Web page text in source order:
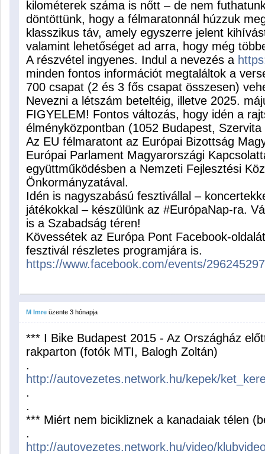
kilométerek száma is nőtt – de nem
döntöttünk, hogy a félmaratonnál húzzuk
klasszikus táv, amely egyszerre jelent
valamint lehetőséget ad arra, hogy még
A részvétel ingyenes. Indul a nevezés a
minden fontos információt megtaláltok a
700 csapat (2 és 3 fős csapat összesen)
Nevezni a létszám beteltéig, illetve 2025.
FIGYELEM! Fontos változás, hogy idén a
élményközpontban (1052 Budapest,
Az EU félmaratont az Európai Bizottság
Európai Parlament Magyarországi
együttműködésben a Nemzeti Fejlesztési
Önkormányzatával.
Idén is nagyszabású fesztivállal –
játékokkal – készülünk az #EurópaNap-ra.
is a Szabadság téren!
Kövessétek az Európa Pont Facebook-
fesztivál részletes programjára is.
https://www.facebook.com/events/
M Imre üzente 3 hónapja
*** I Bike Budapest 2015 - Az Országház
rakparton (fotók MTI, Balogh Zoltán)
.
http://autovezetes.network.hu/kepek/
.
.
*** Miért nem bicikliznek a kanadaiak télen
.
http://autovezetes.network.hu/video/